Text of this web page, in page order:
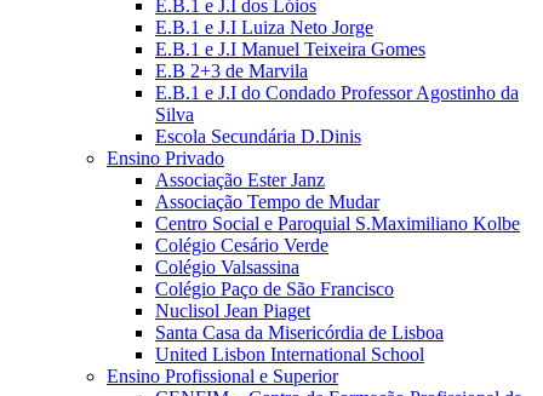
E.B.1 e J.I dos Lóios
E.B.1 e J.I Luiza Neto Jorge
E.B.1 e J.I Manuel Teixeira Gomes
E.B 2+3 de Marvila
E.B.1 e J.I do Condado Professor Agostinho da
Silva
Escola Secundária D.Dinis
Ensino Privado
Associação Ester Janz
Associação Tempo de Mudar
Centro Social e Paroquial S.Maximiliano Kolbe
Colégio Cesário Verde
Colégio Valsassina
Colégio Paço de São Francisco
Nuclisol Jean Piaget
Santa Casa da Misericórdia de Lisboa
United Lisbon International School
Ensino Profissional e Superior